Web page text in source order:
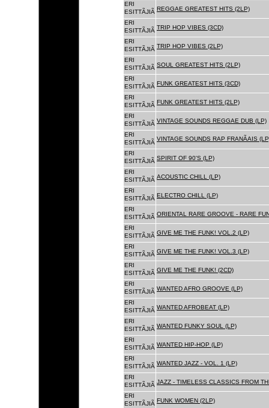
ERI
ESITTÃJIÃ REGGAE GREATEST HITS (2LP)
ERI
ESITTÃJIÃ TRIP HOP VIBES (3CD)
ERI
ESITTÃJIÃ TRIP HOP VIBES (2LP)
ERI
ESITTÃJIÃ SOUL GREATEST HITS (2LP)
ERI
ESITTÃJIÃ FUNK GREATEST HITS (3CD)
ERI
ESITTÃJIÃ FUNK GREATEST HITS (2LP)
ERI
ESITTÃJIÃ VINTAGE SOUNDS REGGAE DUB (LP)
ERI
ESITTÃJIÃ
VINTAGE SOUNDS RAP FRANÃAIS
ERI
ESITTÃJIÃ SPIRIT OF 90'S (LP)
ERI
ESITTÃJIÃ ACOUSTIC CHILL (LP)
ERI
ESITTÃJIÃ ELECTRO CHILL (LP)
ERI
ESITTÃJIÃ ORIENTAL RARE GROOVE - RARE
ERI
ESITTÃJIÃ GIVE ME THE FUNK! VOL.2 (LP)
ERI
ESITTÃJIÃ GIVE ME THE FUNK! VOL.3 (LP)
ERI
ESITTÃJIÃ GIVE ME THE FUNK! (2CD)
ERI
ESITTÃJIÃ WANTED AFRO GROOVE (LP)
ERI
ESITTÃJIÃ WANTED AFROBEAT (LP)
ERI
ESITTÃJIÃ WANTED FUNKY SOUL (LP)
ERI
ESITTÃJIÃ WANTED HIP-HOP (LP)
ERI
ESITTÃJIÃ WANTED JAZZ - VOL. 1 (LP)
ERI
ESITTÃJIÃ JAZZ - TIMELESS CLASSICS FROM
ERI
ESITTÃJIÃ FUNK WOMEN (2LP)